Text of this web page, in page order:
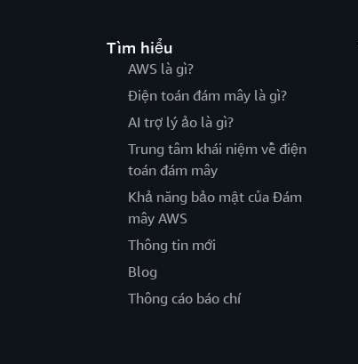
Tìm hiểu
AWS là gì?
Điện toán đám mây là gì?
AI trợ lý ảo là gì?
Trung tâm khái niệm về điện
toán đám mây
Khả năng bảo mật của Đám
mây AWS
Thông tin mới
Blog
Thông cáo báo chí